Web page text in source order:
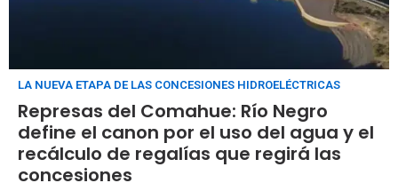
LA NUEVA ETAPA DE LAS CONCESIONES HIDROELÉCTRICAS
Represas del Comahue: Río Negro
define el canon por el uso del agua y el
recálculo de regalías que regirá las
concesiones